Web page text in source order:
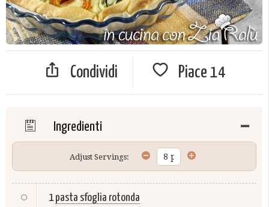
Condividi Piace 14
Ingredienti
Adjust Servings:
1 pasta sfoglia rotonda